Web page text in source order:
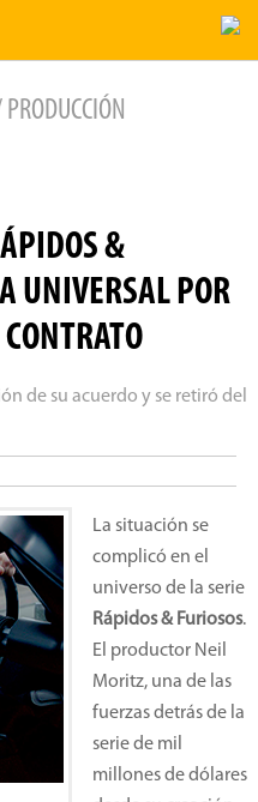
&
UNIVERSAL POR
de su acuerdo y se retiró del
La situación se
complicó en el
universo de la serie
Rápidos & Furiosos.
El productor Neil
Moritz, una de las
fuerzas detrás de la
serie de mil
millones de dólares